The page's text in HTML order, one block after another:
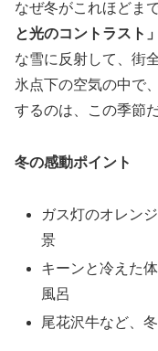
なぜ冬がこれほどま
と光のコントラスト」
な雪に反射して、街
氷点下の空気の中で
するのは、この季節
冬の感動ポイント
ガス灯のオレン
景
キーンと冷えた
風呂
尾花沢牛など、